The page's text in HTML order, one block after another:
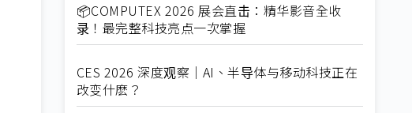
📦COMPUTEX 2026 展会直击：精华影音全收
录！最完整科技亮点一次掌握
CES 2026 深度观察｜AI、半导体与移动科技正在
改变什麽？